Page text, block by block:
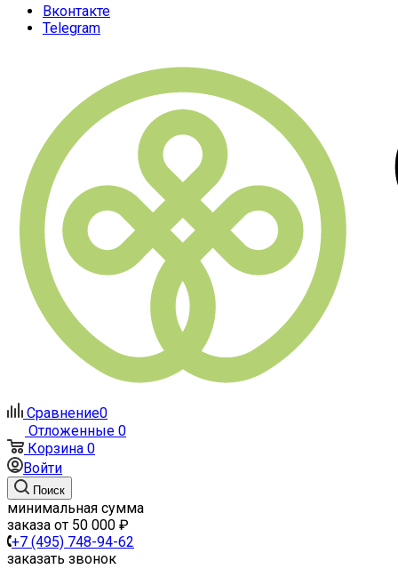
Вконтакте
Telegram
Сравнение0
Отложенные 0
Корзина 0
Войти
Поиск
минимальная сумма
заказа от 50 000 ₽
+7 (495) 748-94-62
заказать звонок